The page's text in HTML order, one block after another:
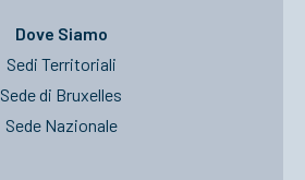
Dove Siamo
Sedi Territoriali
Sede di Bruxelles
Sede Nazionale